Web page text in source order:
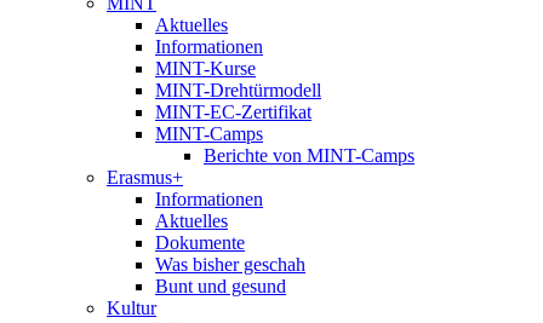
Aktuelles
Informationen
MINT-Kurse
MINT-Drehtürmodell
MINT-EC-Zertifikat
MINT-Camps
Berichte von MINT-Camps
Erasmus+
Informationen
Aktuelles
Dokumente
Was bisher geschah
Bunt und gesund
Kultur